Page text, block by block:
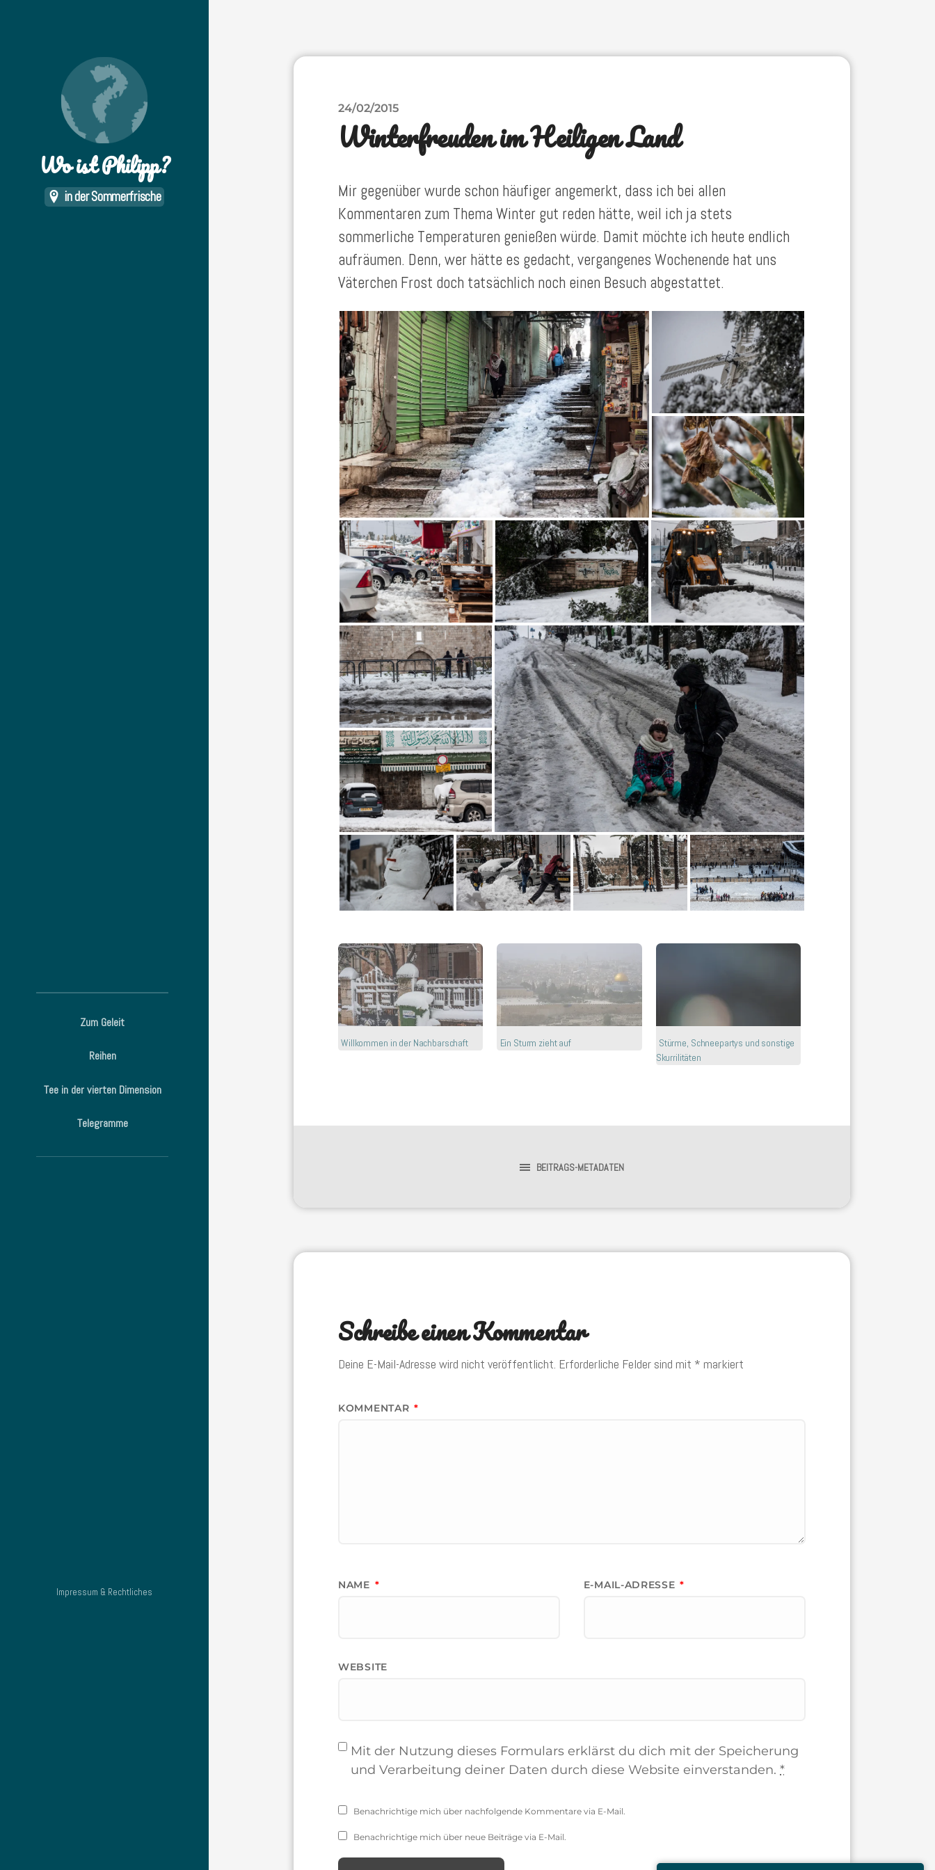
Wo ist Philipp?
in der Sommerfrische
Zum Geleit
Reihen
Tee in der vierten Dimension
Telegramme
Impressum & Rechtliches
24/02/2015
Winterfreuden im Heiligen Land
Mir gegenüber wurde schon häufiger angemerkt, dass ich bei allen
Kommentaren zum Thema Winter gut reden hätte, weil ich ja stets
sommerliche Temperaturen genießen würde. Damit möchte ich heute endlich
aufräumen. Denn, wer hätte es gedacht, vergangenes Wochenende hat uns
Väterchen Frost doch tatsächlich noch einen Besuch abgestattet.
Willkommen in der Nachbarschaft Ein Sturm zieht auf
Stürme, Schneepartys und sonstige
Skurrilitäten
BEITRAGS-METADATEN
Schreibe einen Kommentar
Deine E-Mail-Adresse wird nicht veröffentlicht. Erforderliche Felder sind mit * markiert
KOMMENTAR *
NAME * E-MAIL-ADRESSE *
WEBSITE
Mit der Nutzung dieses Formulars erklärst du dich mit der Speicherung
und Verarbeitung deiner Daten durch diese Website einverstanden. *
Benachrichtige mich über nachfolgende Kommentare via E-Mail.
Benachrichtige mich über neue Beiträge via E-Mail.